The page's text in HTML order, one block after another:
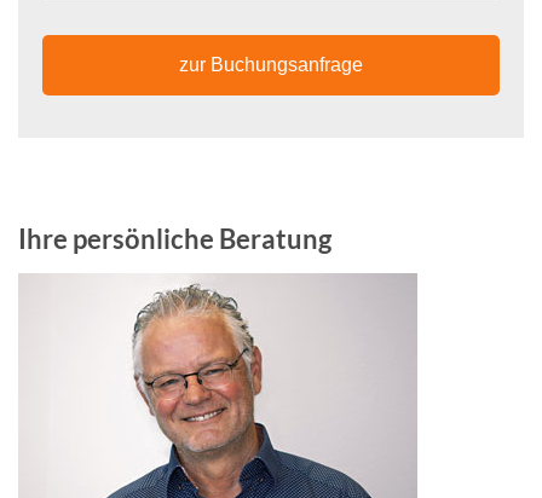
zur Buchungsanfrage
Ihre persönliche Beratung